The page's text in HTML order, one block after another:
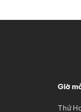
Giờ
Thứ